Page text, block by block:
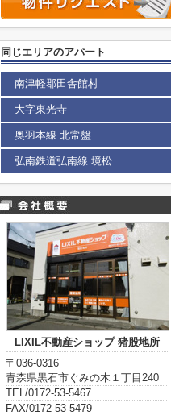
同じエリアのアパート
南津軽郡田舎館村
大字東光寺
奥羽本線 北常盤
弘南鉄道弘南線 境松
LIXIL不動産ショップ 猪股地所
〒036-0316
青森県黒石市ぐみの木１丁目240
TEL/0172-53-5467
FAX/0172-53-5479